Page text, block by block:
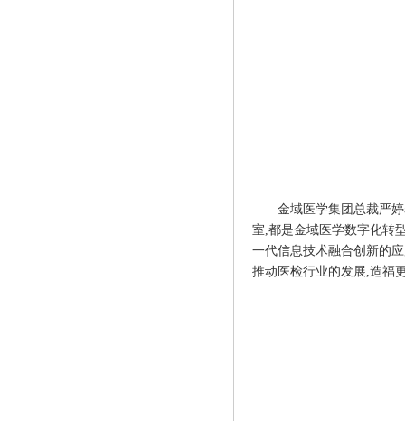
金域医学集团总裁严
室,都是金域医学数字化转
一代信息技术融合创新的
推动医检行业的发展,造福